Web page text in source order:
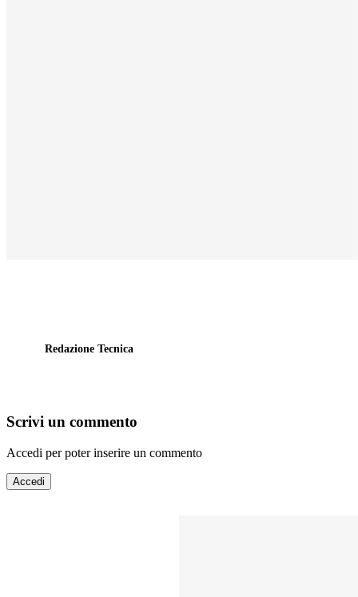
Redazione Tecnica
Scrivi un commento
Accedi per poter inserire un commento
Accedi